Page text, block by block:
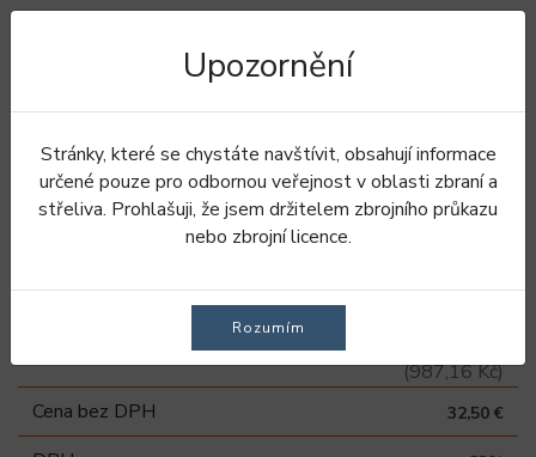
Úvod Doplnky
Řemen na pušku
Neo Shotgun řemen na pušku - Green
Neo Shotgun řemen na
pušku - Green
(987,16 Kč)
Cena bez DPH
32,50 €
Upozornění
Stránky, které se chystáte navštívit, obsahují informace
určené pouze pro odbornou veřejnost v oblasti zbraní a
střeliva. Prohlašuji, že jsem držitelem zbrojního průkazu
nebo zbrojní licence.
Rozumím